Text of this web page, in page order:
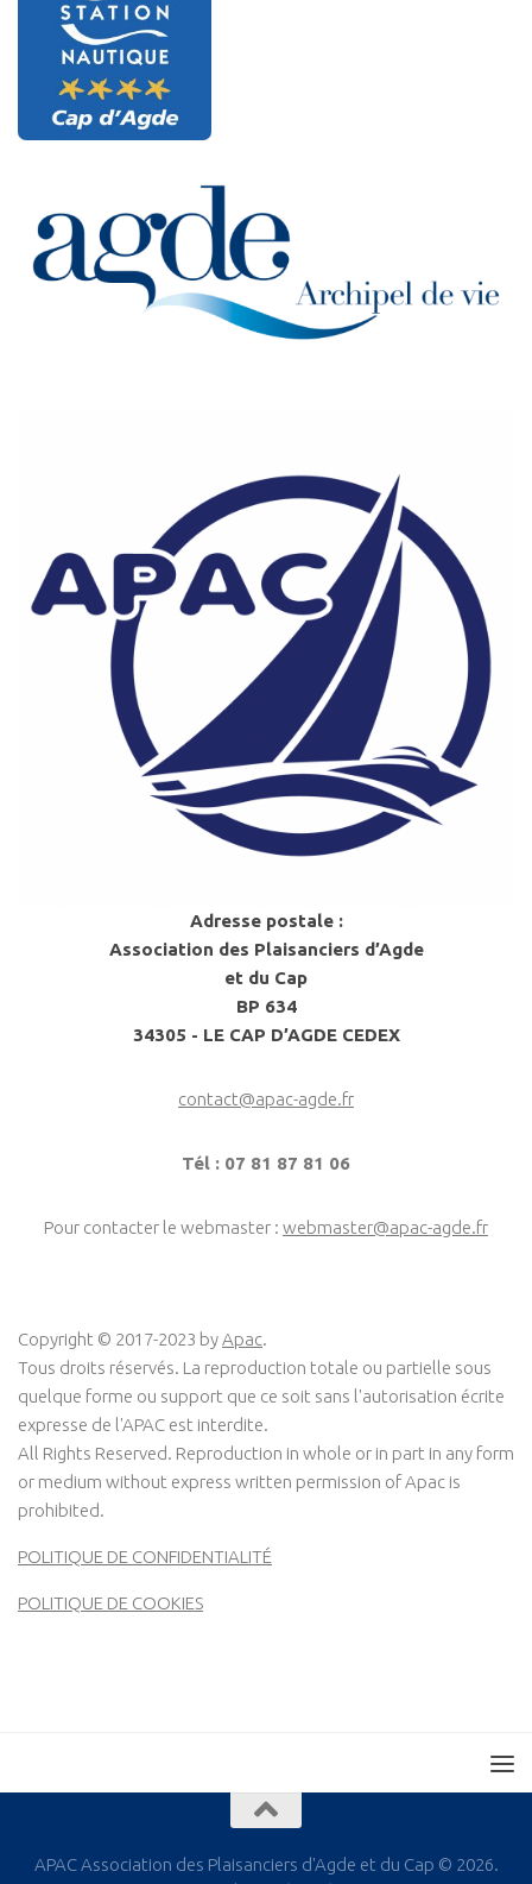
Adresse postale :
Association des Plaisanciers d’Agde
et du Cap
BP 634
34305 - LE CAP D’AGDE CEDEX
contact@apac-agde.fr
Tél : 07 81 87 81 06
Pour contacter le webmaster : webmaster@apac-agde.fr
Copyright © 2017-2023 byApac.
Tous droits réservés. La reproduction totale ou partielle sous
quelque forme ou support que ce soit sans l'autorisation écrite
expresse de l'APAC est interdite.
All Rights Reserved. Reproduction in whole or in part in any form
or medium without express written permission of Apac is
prohibited.
POLITIQUE DE CONFIDENTIALITÉ
POLITIQUE DE COOKIES
APAC Association des Plaisanciers d'Agde et du Cap © 2026.